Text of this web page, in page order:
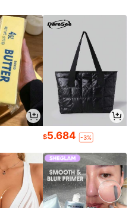
$5.684 -3%